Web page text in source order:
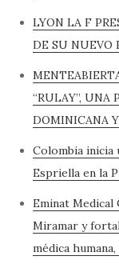
LYON LA F
DE SU NUEVO
“RULAY”, UNA
DOMINICANA
Colombia inicia
Espriella en la
Eminat Medical
Miramar y
médica